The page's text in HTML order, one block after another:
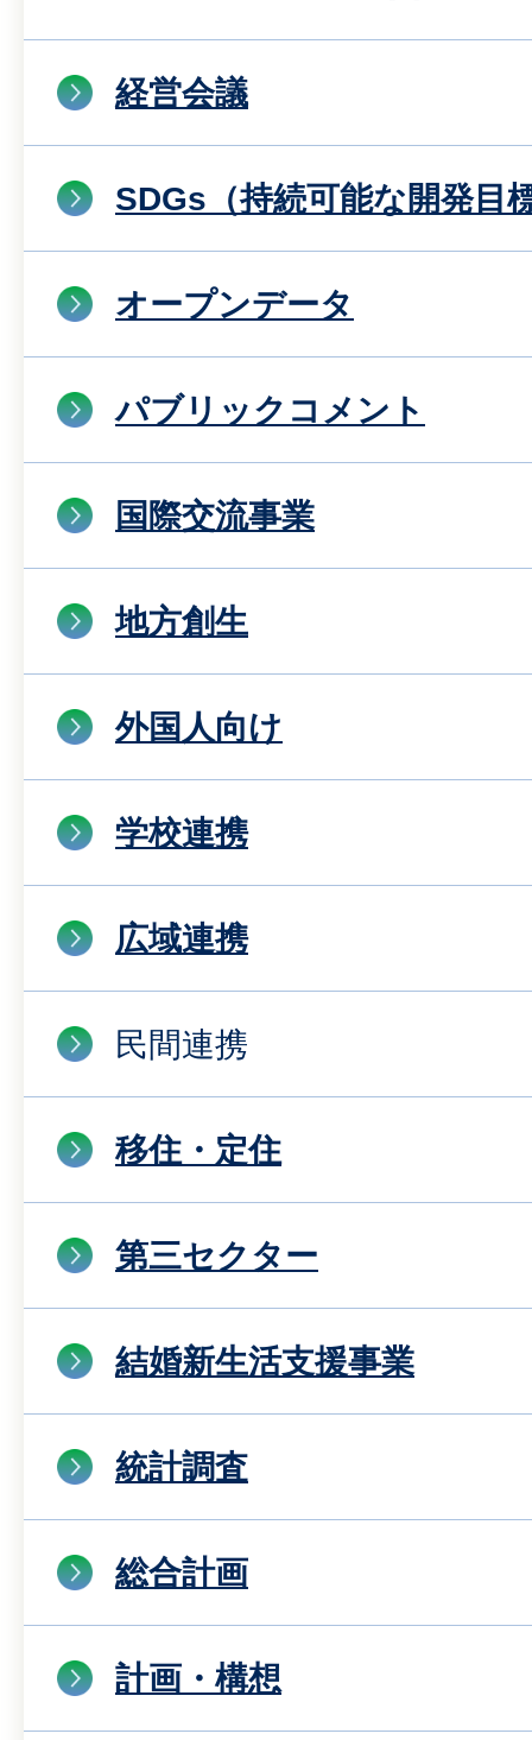
経営会議
SDGs（持続可能な開発目
オープンデータ
パブリックコメント
国際交流事業
地方創生
外国人向け
学校連携
広域連携
民間連携
移住・定住
第三セクター
結婚新生活支援事業
統計調査
総合計画
計画・構想